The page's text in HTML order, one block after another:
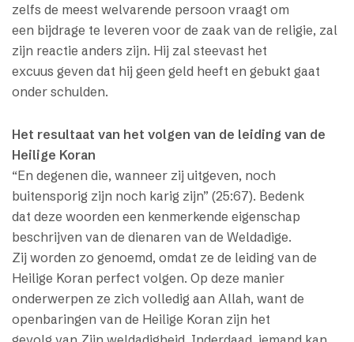
zelfs de meest welvarende persoon vraagt om
een bijdrage te leveren voor de zaak van de religie, zal
zijn reactie anders zijn. Hij zal steevast het
excuus geven dat hij geen geld heeft en gebukt gaat
onder schulden.
Het resultaat van het volgen van de leiding van de
Heilige Koran
“En degenen die, wanneer zij uitgeven, noch
buitensporig zijn noch karig zijn” (25:67). Bedenk
dat deze woorden een kenmerkende eigenschap
beschrijven van de dienaren van de Weldadige.
Zij worden zo genoemd, omdat ze de leiding van de
Heilige Koran perfect volgen. Op deze manier
onderwerpen ze zich volledig aan Allah, want de
openbaringen van de Heilige Koran zijn het